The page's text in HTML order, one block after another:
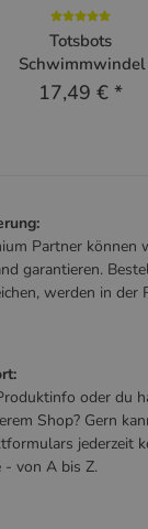
Totsbots
Schwimmwindel
17,49 € *
Partner können
garantieren.
werden in der
oder du
Shop? Gern
jederzeit
- von A bis Z.